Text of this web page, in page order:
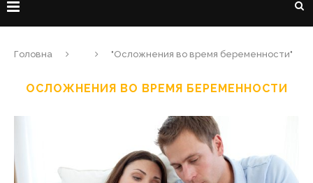
Головна "Осложнения во время беременности"
ОСЛОЖНЕНИЯ ВО ВРЕМЯ БЕРЕМЕННОСТИ